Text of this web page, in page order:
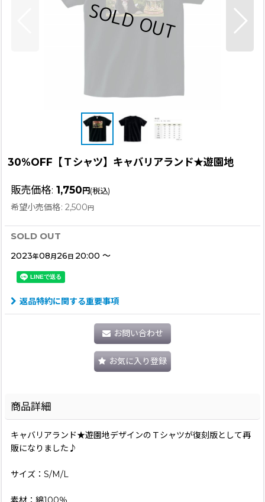
30%OFF【Ｔシャツ】キャバリアランド★遊園地
販売価格: 1,750円(税込)
希望小売価格: 2,500円
SOLD OUT
2023年08月 26日 20:00 ～
返品特約に関する重要事項
お問い合わせ
お気に入り登録
商品詳細
キャバリアランド★遊園地デザインのＴシャツが復刻版として再
販になりました♪
サイズ：S/M/L